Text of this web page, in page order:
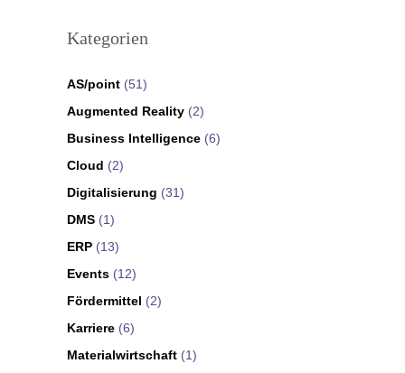
Kategorien
AS/point (51)
Augmented Reality (2)
Business Intelligence (6)
Cloud (2)
Digitalisierung (31)
DMS (1)
ERP (13)
Events (12)
Fördermittel (2)
Karriere (6)
Materialwirtschaft (1)